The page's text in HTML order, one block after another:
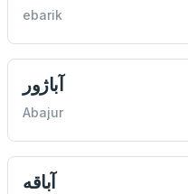
ebarik
آباژور
Abajur
آباقه